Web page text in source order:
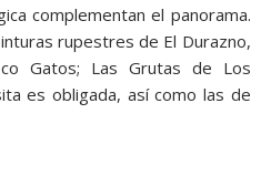
complementan el panorama.
rupestres de El Durazno,
Gatos; Las Grutas de Los
es obligada, así como las de